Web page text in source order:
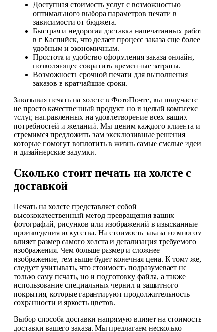
Доступная стоимость услуг с возможностью
оптимального выбора параметров печати в
зависимости от бюджета.
Быстрая и недорогая доставка напечатанных работ
в г Каспийск, что делает процесс заказа еще более
удобным и экономичным.
Простота и удобство оформления заказа онлайн,
позволяющее сократить временные затраты.
Возможность срочной печати для выполнения
заказов в кратчайшие сроки.
Заказывая печать на холсте в ФотоПочте, вы получаете
не просто качественный продукт, но и целый комплекс
услуг, направленных на удовлетворение всех ваших
потребностей и желаний. Мы ценим каждого клиента и
стремимся предложить вам эксклюзивные решения,
которые помогут воплотить в жизнь самые смелые идеи
и дизайнерские задумки.
Сколько стоит печать на холсте с
доставкой
Печать на холсте представляет собой
высококачественный метод превращения ваших
фотографий, рисунков или изображений в изысканные
произведения искусства. На стоимость заказа во многом
влияет размер самого холста и детализация требуемого
изображения. Чем больше размер и сложнее
изображение, тем выше будет конечная цена. К тому же,
следует учитывать, что стоимость подразумевает не
только саму печать, но и подготовку файла, а также
использование специальных чернил и защитного
покрытия, которые гарантируют продолжительность
сохранности и яркость цветов.
Выбор способа доставки напрямую влияет на стоимость
доставки вашего заказа. Мы предлагаем несколько